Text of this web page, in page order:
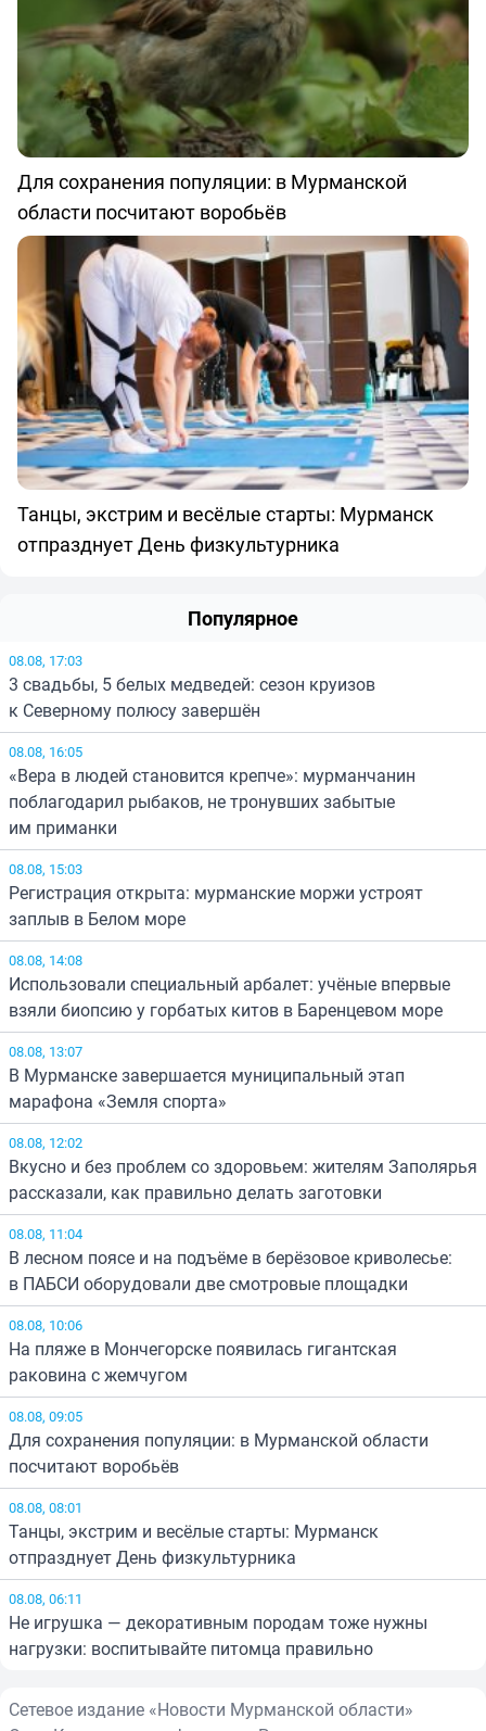
Для сохранения популяции: в Мурманской
области посчитают воробьёв
Танцы, экстрим и весёлые старты: Мурманск
отпразднует День физкультурника
Популярное
08.08, 17:03
3 свадьбы, 5 белых медведей: сезон круизов
к Северному полюсу завершён
08.08, 16:05
«Вера в людей становится крепче»: мурманчанин
поблагодарил рыбаков, не тронувших забытые
им приманки
08.08, 15:03
Регистрация открыта: мурманские моржи устроят
заплыв в Белом море
08.08, 14:08
Использовали специальный арбалет: учёные впервые
взяли биопсию у горбатых китов в Баренцевом море
08.08, 13:07
В Мурманске завершается муниципальный этап
марафона «Земля спорта»
08.08, 12:02
Вкусно и без проблем со здоровьем: жителям Заполярья
рассказали, как правильно делать заготовки
08.08, 11:04
В лесном поясе и на подъёме в берёзовое криволесье:
в ПАБСИ оборудовали две смотровые площадки
08.08, 10:06
На пляже в Мончегорске появилась гигантская
раковина с жемчугом
08.08, 09:05
Для сохранения популяции: в Мурманской области
посчитают воробьёв
08.08, 08:01
Танцы, экстрим и весёлые старты: Мурманск
отпразднует День физкультурника
08.08, 06:11
Не игрушка — декоративным породам тоже нужны
нагрузки: воспитывайте питомца правильно
Сетевое издание «Новости Мурманской области»